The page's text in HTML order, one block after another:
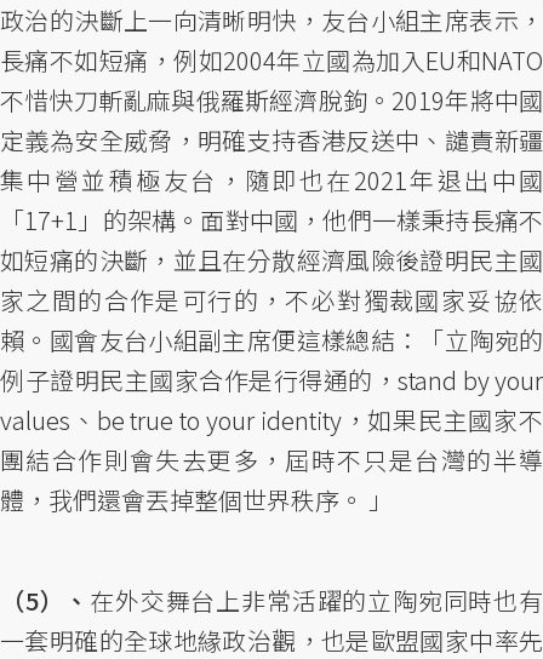
政治的決斷上一向清晰明快，友台小組主席表示，
長痛不如短痛，例如2004年立國為加入EU和NATO
不惜快刀斬亂麻與俄羅斯經濟脫鉤。2019年將中國
定義為安全威脅，明確支持香港反送中、譴責新疆
集中營並積極友台，隨即也在2021年退出中國
「17+1」的架構。面對中國，他們一樣秉持長痛不
如短痛的決斷，並且在分散經濟風險後證明民主國
家之間的合作是可行的，不必對獨裁國家妥協依
賴。國會友台小組副主席便這樣總結：「立陶宛的
例子證明民主國家合作是行得通的，stand by your
values、be true to your identity，如果民主國家不
團結合作則會失去更多，屆時不只是台灣的半導
體，我們還會丟掉整個世界秩序。 」
（5）、 在外交舞台上非常活躍的立陶宛同時也有
一套明確的全球地緣政治觀，也是歐盟國家中率先